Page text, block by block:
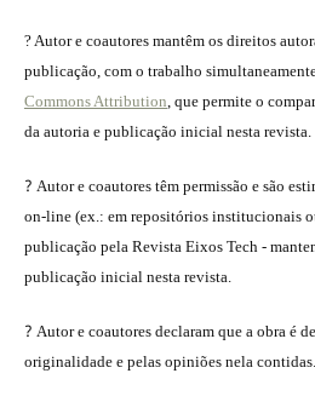
? Autor e coautores mantêm os direitos
publicação, com o trabalho
Commons Attribution , que permite o
da autoria e publicação inicial nesta revista.
? Autor e coautores têm permissão e são
on-line (ex.: em repositórios institucionais
publicação pela Revista Eixos Tech -
publicação inicial nesta revista.
? Autor e coautores declaram que a obra é
originalidade e pelas opiniões nela contidas.